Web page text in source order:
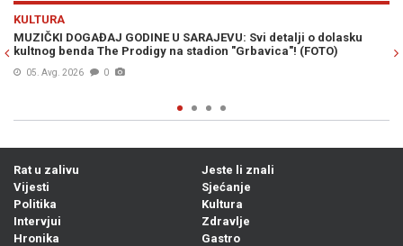
o dolasku
PROFESOR TOMISLAV TADIĆ: Ivan Focht - u potrazi za
umjetnosti
04. Avg. 2026
Rat u zalivu
Vijesti
Politika
Intervjui
Hronika
Jeste li znali
Sjećanje
Kultura
Zdravlje
Gastro